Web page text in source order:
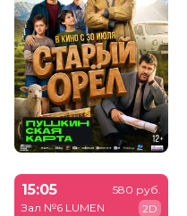
15:05
Зал №6 LUMEN
580 руб.
2D